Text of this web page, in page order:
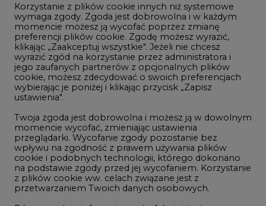
Innowacje i AI
Telekomunikacja i IT
Handel emisjami CO2
Wodór
Górnictwo
Atom
Fotowoltaika
Offshore wind
Korzystanie z plików cookie innych niż systemowe
wymaga zgody. Zgoda jest dobrowolna i w każdym
momencie możesz ją wycofać poprzez zmianę
preferencji plików cookie. Zgodę możesz wyrazić,
klikając „Zaakceptuj wszystkie". Jeżeli nie chcesz
wyrazić zgód na korzystanie przez administratora i
jego zaufanych partnerów z opcjonalnych plików
cookie, możesz zdecydować o swoich preferencjach
wybierając je poniżej i klikając przycisk „Zapisz
ustawienia".
Twoja zgoda jest dobrowolna i możesz ją w dowolnym
momencie wycofać, zmieniając ustawienia
przeglądarki. Wycofanie zgody pozostanie bez
wpływu na zgodność z prawem używania plików
cookie i podobnych technologii, którego dokonano
na podstawie zgody przed jej wycofaniem. Korzystanie
z plików cookie ww. celach związane jest z
przetwarzaniem Twoich danych osobowych.